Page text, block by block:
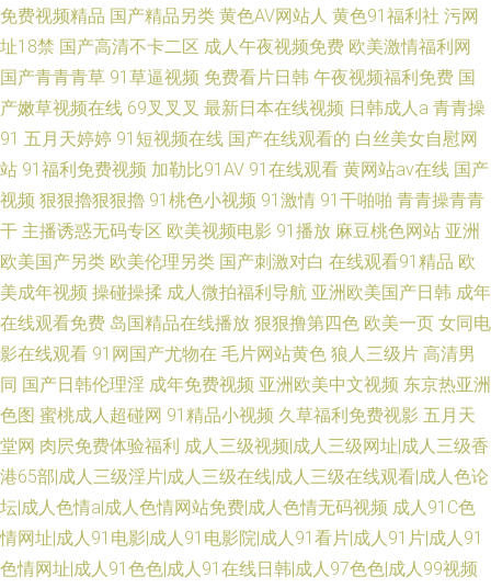
免费视频精品 国产精品另类 黄色AV网站人 黄色91福利社 污网
址18禁 国产高清不卡二区 成人午夜视频免费 欧美激情福利网
国产青青青草 91草逼视频 免费看片日韩 午夜视频福利免费 国
产嫩草视频在线 69叉叉叉 最新日本在线视频 日韩成人a 青青操
91 五月天婷婷 91短视频在线 国产在线观看的 白丝美女自慰网
站 91福利免费视频 加勒比91AV 91在线观看 黄网站av在线 国产
视频 狠狠擼狠狠擼 91桃色小视频 91激情 91干啪啪 青青操青青
干 主播诱惑无码专区 欧美视频电影 91播放 麻豆桃色网站 亚洲
欧美国产另类 欧美伦理另类 国产刺激对白 在线观看91精品 欧
美成年视频 操碰操揉 成人微拍福利导航 亚洲欧美国产日韩 成年
在线观看免费 岛国精品在线播放 狠狠撸第四色 欧美一页 女同电
影在线观看 91网国产尤物在 毛片网站黄色 狼人三级片 高清男
同 国产日韩伦理淫 成年免费视频 亚洲欧美中文视频 东京热亚洲
色图 蜜桃成人超碰网 91精品小视频 久草福利免费视影 五月天
堂网 肉屄免费体验福利 成人三级视频|成人三级网址|成人三级香
港65部|成人三级淫片|成人三级在线|成人三级在线观看|成人色论
坛|成人色情a|成人色情网站免费|成人色情无码视频 成人91C色
情网址|成人91电影|成人91电影院|成人91看片|成人91片|成人91
色情网址|成人91色色|成人91在线日韩|成人97色色|成人99视频